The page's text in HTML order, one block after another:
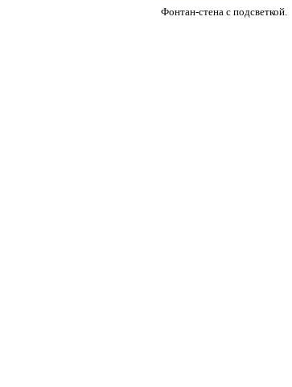
Фонтан-стена с подсветкой.